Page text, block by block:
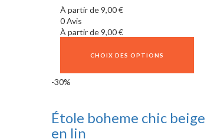
À partir de9,00€
0 Avis
À partir de9,00€
CHOIX DES OPTIONS
-30%
Étole boheme chic beige
en lin